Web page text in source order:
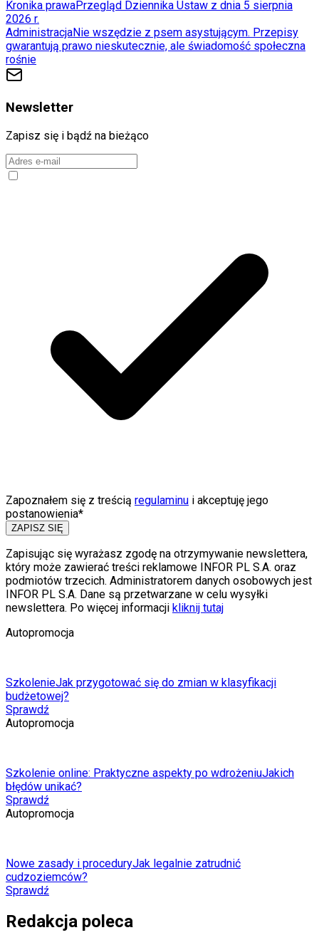
Kronika prawaPrzegląd Dziennika Ustaw z dnia 5 sierpnia
2026 r.
AdministracjaNie wszędzie z psem asystującym. Przepisy
gwarantują prawo nieskutecznie, ale świadomość społeczna
rośnie
Newsletter
Zapisz się i bądź na bieżąco
Zapoznałem się z treścią regulaminu i akceptuję jego
postanowienia*
ZAPISZ SIĘ
Zapisując się wyrażasz zgodę na otrzymywanie newslettera,
który może zawierać treści reklamowe INFOR PL S.A. oraz
podmiotów trzecich. Administratorem danych osobowych jest
INFOR PL S.A. Dane są przetwarzane w celu wysyłki
newslettera. Po więcej informacji kliknij tutaj
Autopromocja
SzkolenieJak przygotować się do zmian w klasyfikacji
budżetowej?
Sprawdź
Autopromocja
Szkolenie online: Praktyczne aspekty po wdrożeniuJakich
błędów unikać?
Sprawdź
Autopromocja
Nowe zasady i proceduryJak legalnie zatrudnić
cudzoziemców?
Sprawdź
Redakcja poleca